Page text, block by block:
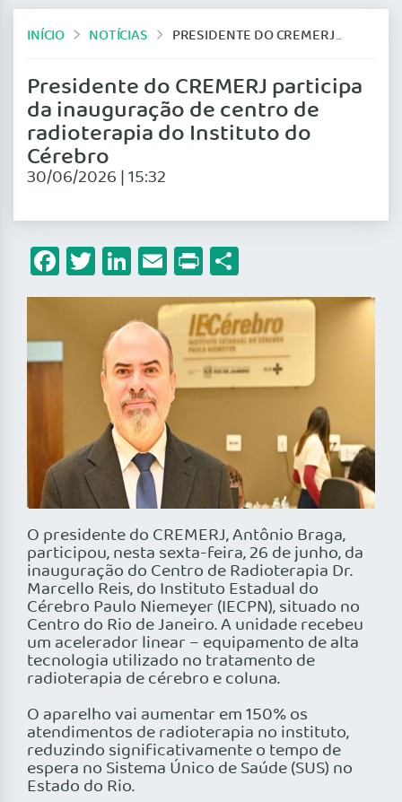
INÍCIO NOTÍCIAS PRESIDENTE DO CREMERJ PARTICIPA DA INAUGURAÇÃO DE CENTRO DE RADIOTERAPIA DO INSTITUTO DO CÉREBRO
Presidente do CREMERJ participa
da inauguração de centro de
radioterapia do Instituto do
Cérebro
30/06/2026 | 15:32
Facebook
Twitter
LinkedIn
Email
Print
O presidente do CREMERJ, Antônio Braga,
participou, nesta sexta-feira, 26 de junho, da
inauguração do Centro de Radioterapia Dr.
Marcello Reis, do Instituto Estadual do
Cérebro Paulo Niemeyer (IECPN), situado no
Centro do Rio de Janeiro. A unidade recebeu
um acelerador linear – equipamento de alta
tecnologia utilizado no tratamento de
radioterapia de cérebro e coluna.
O aparelho vai aumentar em 150% os
atendimentos de radioterapia no instituto,
reduzindo significativamente o tempo de
espera no Sistema Único de Saúde (SUS) no
Estado do Rio.